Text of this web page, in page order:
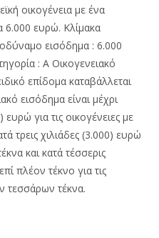
οικογένεια με ένα
6.000 ευρώ. Κλίμακα
εισόδημα : 6.000
: Α Οικογενειακό
επίδομα καταβάλλεται
εισόδημα είναι μέχρι
για τις οικογένειες με
τρεις χιλιάδες (3.000) ευρώ
και κατά τέσσερις
πλέον τέκνο για τις
τεσσάρων τέκνα.